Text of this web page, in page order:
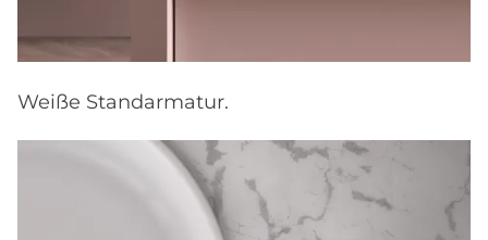
Weiße Standarmatur.